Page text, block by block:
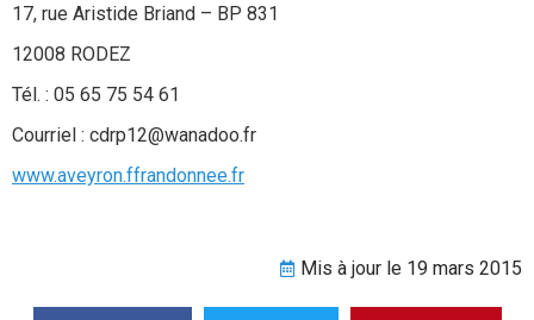
17, rue Aristide Briand – BP 831
12008 RODEZ
Tél. : 05 65 75 54 61
Courriel : cdrp12@wanadoo.fr
www.aveyron.ffrandonnee.fr
Mis à jour le 19 mars 2015